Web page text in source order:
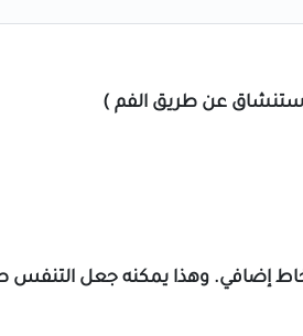
عن طريق الفم )
مخاط إضافي. وهذا يمكنه جعل